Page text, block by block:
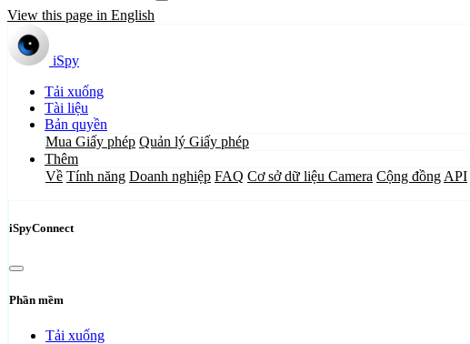
View this page in English
iSpy
Tải xuống
Tài liệu
Bản quyền
Mua Giấy phép Quản lý Giấy phép
Thêm
Về Tính năng Doanh nghiệp FAQ Cơ sở dữ liệu Camera Cộng đồng API
iSpyConnect
Phần mềm
Tải xuống